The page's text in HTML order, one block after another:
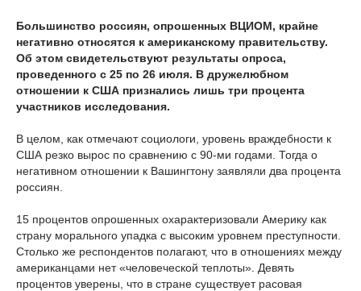
Большинство россиян, опрошенных ВЦИОМ, крайне
негативно относятся к американскому правительству.
Об этом свидетельствуют результаты опроса,
проведенного с 25 по 26 июля. В дружелюбном
отношении к США признались лишь три процента
участников исследования.
В целом, как отмечают социологи, уровень враждебности к
США резко вырос по сравнению с 90-ми годами. Тогда о
негативном отношении к Вашингтону заявляли два процента
россиян.
15 процентов опрошенных охарактеризовали Америку как
страну морального упадка с высоким уровнем преступности.
Столько же респондентов полагают, что в отношениях между
американцами нет «человеческой теплоты». Девять
процентов уверены, что в стране существует расовая